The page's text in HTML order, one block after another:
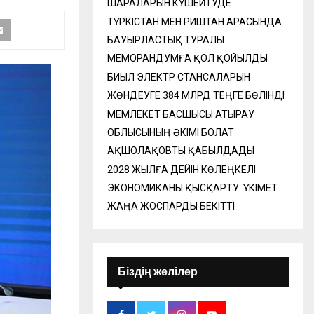
ШАРАЛАРЫН КҮШЕЙТУДЕ
ТҮРКІСТАН МЕН РИШТАН АРАСЫНДА
БАУЫРЛАСТЫҚ ТУРАЛЫ
МЕМОРАНДУМҒА ҚОЛ ҚОЙЫЛДЫ
БИЫЛ ЭЛЕКТР СТАНСАЛАРЫН
ЖӨНДЕУГЕ 384 МЛРД ТЕҢГЕ БӨЛІНДІ
МЕМЛЕКЕТ БАСШЫСЫ АТЫРАУ
ОБЛЫСЫНЫҢ ӘКІМІ БОЛАТ
АҚШОЛАҚОВТЫ ҚАБЫЛДАДЫ
2028 ЖЫЛҒА ДЕЙІН КӨЛЕҢКЕЛІ
ЭКОНОМИКАНЫ ҚЫСҚАРТУ: ҮКІМЕТ
ЖАҢА ЖОСПАРДЫ БЕКІТТІ
Біздің желілер